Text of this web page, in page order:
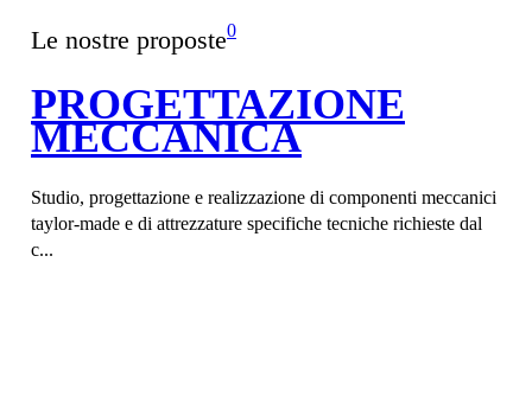
Le nostre proposte0
PROGETTAZIONE
MECCANICA
Studio, progettazione e realizzazione di componenti meccanici
taylor-made e di attrezzature specifiche tecniche richieste dal
c...